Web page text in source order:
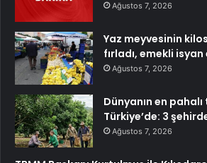
Ağustos 7, 2026
Yaz meyvesinin
fırladı, emekli
Ağustos 7, 2026
Dünyanın en
Türkiye’de: 3
Ağustos 7, 2026